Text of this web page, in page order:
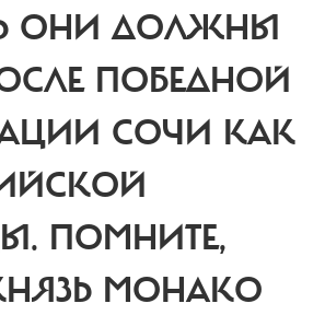
ОНИ ДОЛЖНЫ
ПОБЕДНОЙ
СОЧИ КАК
ПОМНИТЕ,
МОНАКО